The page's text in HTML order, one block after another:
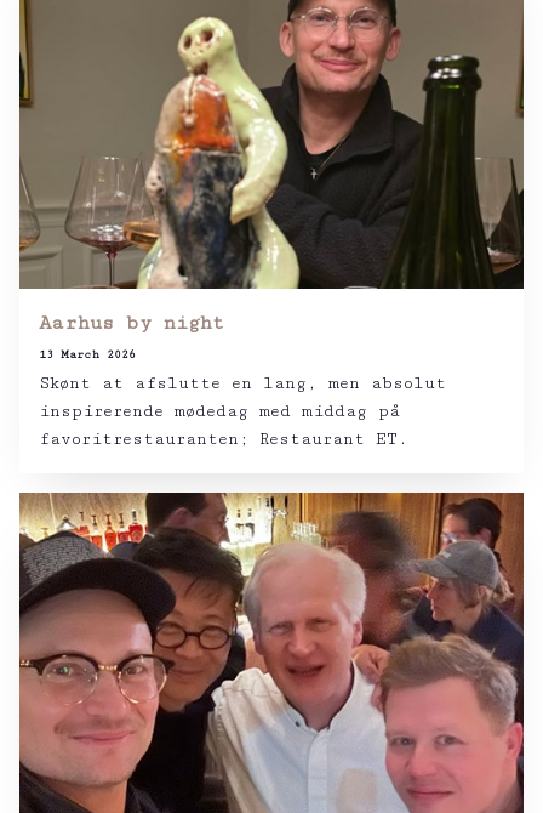
Aarhus by night
13 March 2026
Skønt at afslutte en lang, men absolut
inspirerende mødedag med middag på
favoritrestauranten; Restaurant ET.